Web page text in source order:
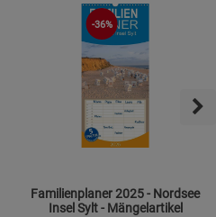
-36%
Familienplaner 2025 - Nordsee
Insel Sylt - Mängelartikel